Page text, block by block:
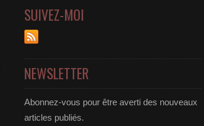
SUIVEZ-MOI
NEWSLETTER
Abonnez-vous pour être averti des nouveaux
articles publiés.